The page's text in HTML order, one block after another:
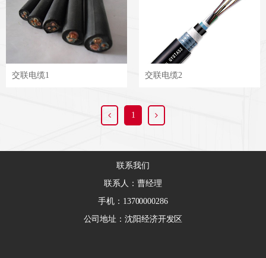
交联电缆1 交联电缆2
1
联系我们
联系人：曹经理
手机：13700000286
公司地址：沈阳经济开发区